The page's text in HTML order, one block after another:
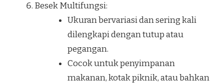
Besek Multifungsi:
Ukuran bervariasi dan sering kali
dilengkapi dengan tutup atau
pegangan.
Cocok untuk penyimpanan
makanan, kotak piknik, atau bahkan